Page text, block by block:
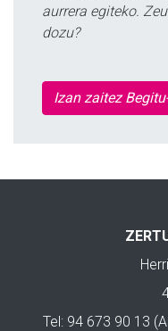
aurrera egiteko.
dozu?
Izan zaitez
Tel: 94 673 90 13